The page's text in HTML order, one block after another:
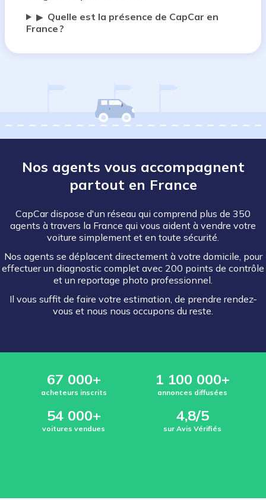
▶ Quelle est la présence de CapCar en
France ?
Nos agents vous accompagnent
partout en France
CapCar dispose d'un réseau qui comprend plus de 350
agents à travers la France qui vous aident à vendre votre
voiture simplement et en toute sécurité.
Nos agents se déplacent directement à votre domicile, pour
effectuer un diagnostic complet avec 200 points de contrôle
et un reportage photo professionnel.
Il vous suffit de faire votre estimation, de prendre rendez-
vous et nous nous occupons du reste.
67 000+
acheteurs inscrits
1 100 000+
annonces diffusées
54 000+
voitures vendues
4,8/5
sur Avis Vérifiés